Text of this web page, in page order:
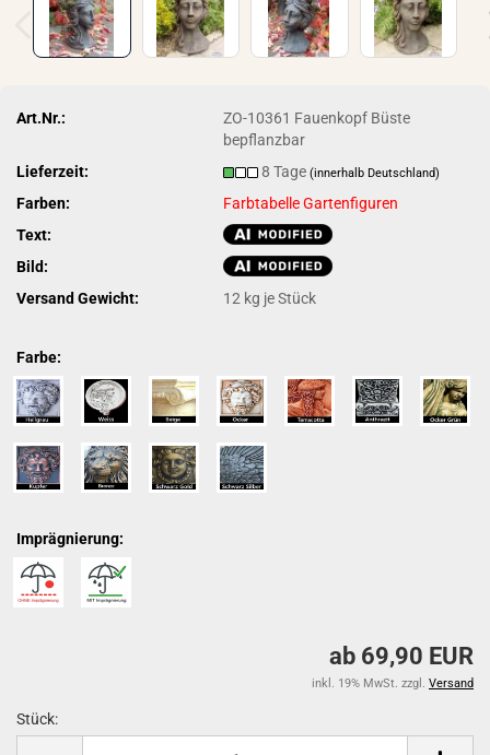
Art.Nr.:
ZO-10361 Fauenkopf Büste
bepflanzbar
Lieferzeit:
8 Tage(innerhalb Deutschland)
Farben:
Farbtabelle Gartenfiguren
Text:
Bild:
Versand Gewicht:
12 kg je Stück
Farbe:
Imprägnierung:
ab 69,90 EUR
inkl. 19% MwSt. zzgl. Versand
Stück: